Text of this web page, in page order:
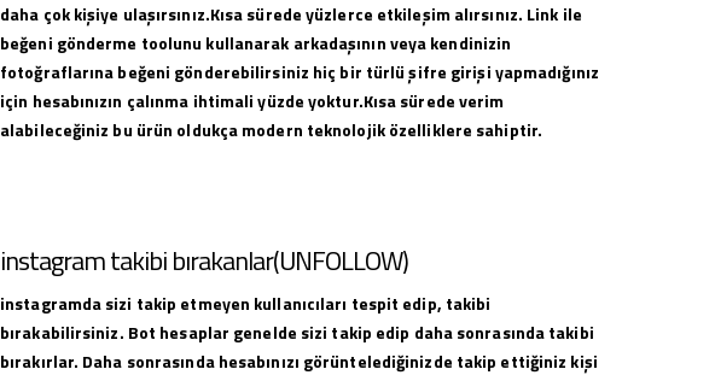
daha çok kişiye ulaşırsınız.Kısa sürede yüzlerce etkileşim alırsınız. Link ile
beğeni gönderme toolunu kullanarak arkadaşının veya kendinizin
fotoğraflarına beğeni gönderebilirsiniz hiç bir türlü şifre girişi yapmadığınız
için hesabınızın çalınma ihtimali yüzde yoktur.Kısa sürede verim
alabileceğiniz bu ürün oldukça modern teknolojik özelliklere sahiptir.
instagram takibi bırakanlar(UNFOLLOW)
instagramda sizi takip etmeyen kullanıcıları tespit edip, takibi
bırakabilirsiniz. Bot hesaplar genelde sizi takip edip daha sonrasında takibi
bırakırlar. Daha sonrasında hesabınızı görüntelediğinizde takip ettiğiniz kişi